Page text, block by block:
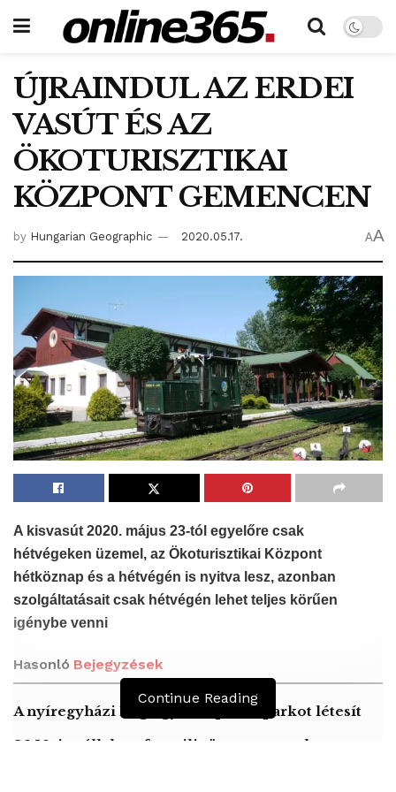
ÚJRAINDUL AZ ERDEI
VASÚT ÉS AZ
ÖKOTURISZTIKAI
KÖZPONT GEMENCEN
by Hungarian Geographic 2020.05.17. AA
A kisvasút 2020. május 23-tól egyelőre csak
hétvégeken üzemel, az Ökoturisztikai Központ
hétköznap és a hétvégén is nyitva lesz, azonban
szolgáltatásait csak hétvégén lehet teljes körűen
igénybe venni
Hasonló Bejegyzések
A nyíregyházi Lego gyár napelemparkot létesít
2050-ig vállalta a fosszilis üzemanyagok
Continue Reading